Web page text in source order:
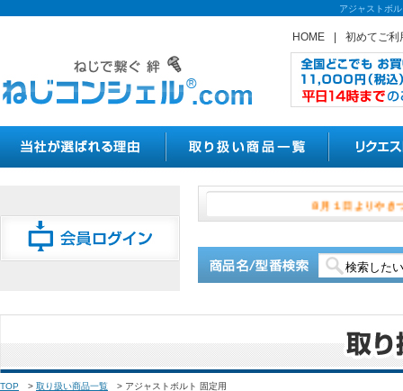
アジャストボ
HOME 初めてご利
８月１日
TOP > 取り扱い商品一覧 > アジャストボルト 固定用